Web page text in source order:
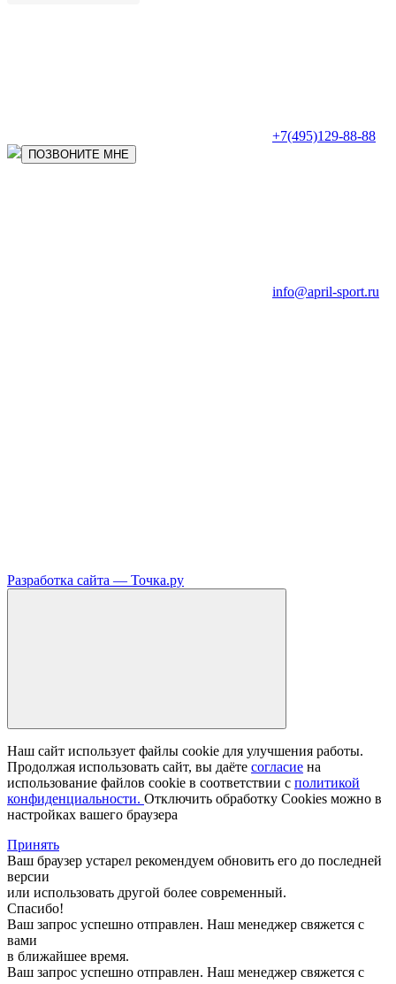
+7(495)129-88-88
ПОЗВОНИТЕ МНЕ
info@april-sport.ru
Разработка сайта — Точка.ру
Наш сайт использует файлы cookie для улучшения работы.
Продолжая использовать сайт, вы даёте согласие на
использование файлов cookie в соответствии с политикой
конфиденциальности. Отключить обработку Cookies можно в
настройках вашего браузера
Принять
Ваш браузер устарел рекомендуем обновить его до последней
версии
или использовать другой более современный.
Спасибо!
Ваш запрос успешно отправлен. Наш менеджер свяжется с
вами
в ближайшее время.
Ваш запрос успешно отправлен. Наш менеджер свяжется с